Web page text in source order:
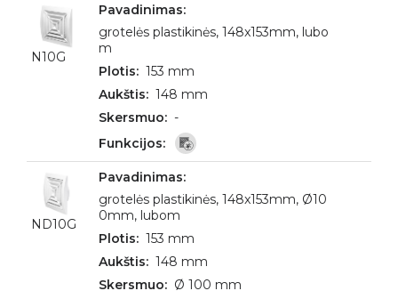
N10G
grotelės plastikinės, 148x153mm, lubo
m
153 mm
148 mm
-
ND10G
grotelės plastikinės, 148x153mm, Ø10
0mm, lubom
153 mm
148 mm
Ø 100 mm